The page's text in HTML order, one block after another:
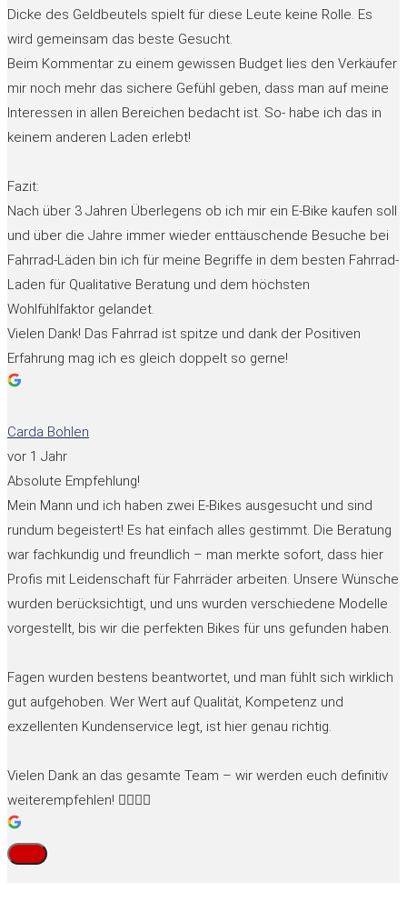
Dicke des Geldbeutels spielt für diese Leute keine Rolle. Es
wird gemeinsam das beste Gesucht.
Beim Kommentar zu einem gewissen Budget lies den Verkäufer
mir noch mehr das sichere Gefühl geben, dass man auf meine
Interessen in allen Bereichen bedacht ist. So- habe ich das in
keinem anderen Laden erlebt!
Fazit:
Nach über 3 Jahren Überlegens ob ich mir ein E-Bike kaufen soll
und über die Jahre immer wieder enttäuschende Besuche bei
Fahrrad-Läden bin ich für meine Begriffe in dem besten Fahrrad-
Laden für Qualitative Beratung und dem höchsten
Wohlfühlfaktor gelandet.
Vielen Dank! Das Fahrrad ist spitze und dank der Positiven
Erfahrung mag ich es gleich doppelt so gerne!
Carda Bohlen
vor 1 Jahr
Absolute Empfehlung!
Mein Mann und ich haben zwei E-Bikes ausgesucht und sind
rundum begeistert! Es hat einfach alles gestimmt. Die Beratung
war fachkundig und freundlich – man merkte sofort, dass hier
Profis mit Leidenschaft für Fahrräder arbeiten. Unsere Wünsche
wurden berücksichtigt, und uns wurden verschiedene Modelle
vorgestellt, bis wir die perfekten Bikes für uns gefunden haben.
Fagen wurden bestens beantwortet, und man fühlt sich wirklich
gut aufgehoben. Wer Wert auf Qualität, Kompetenz und
exzellenten Kundenservice legt, ist hier genau richtig.
Vielen Dank an das gesamte Team – wir werden euch definitiv
weiterempfehlen! 🚴‍♂️🚴‍♀️